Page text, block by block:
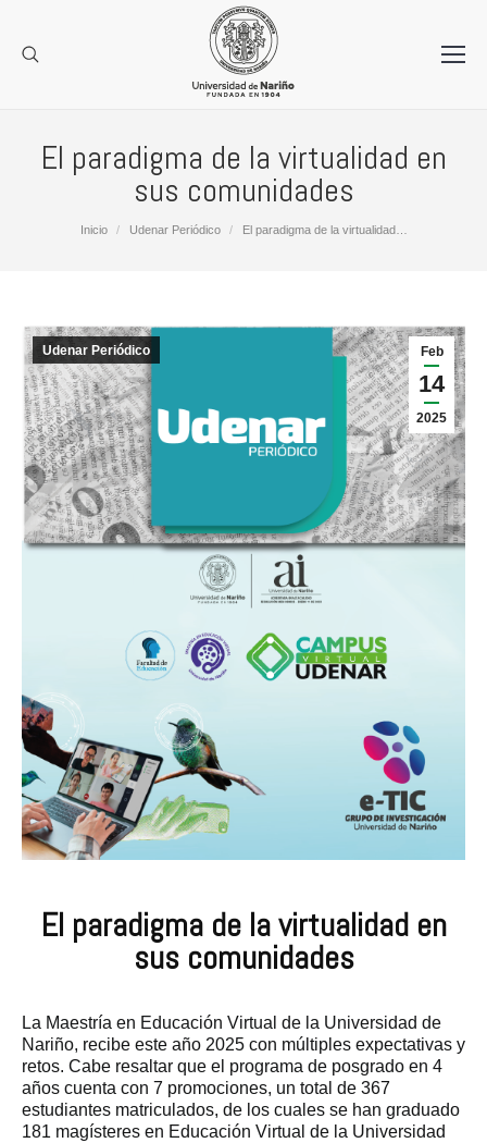
El paradigma de la virtualidad en
sus comunidades
Estás aquí:
Inicio Udenar Periódico El paradigma de la virtualidad…
Feb
14
2025
Udenar Periódico
El paradigma de la virtualidad en
sus comunidades
La Maestría en Educación Virtual de la Universidad de
Nariño, recibe este año 2025 con múltiples expectativas y
retos. Cabe resaltar que el programa de posgrado en 4
años cuenta con 7 promociones, un total de 367
estudiantes matriculados, de los cuales se han graduado
181 magísteres en Educación Virtual de la Universidad